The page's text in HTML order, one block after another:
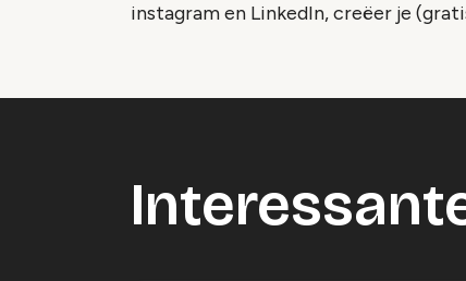
instagram en LinkedIn, creëer je